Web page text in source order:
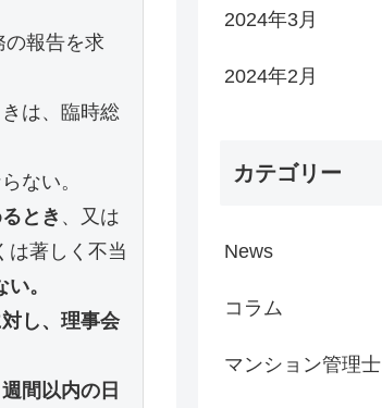
の報告を求
は、臨時総
ない。
とき 、又は
は著しく不当
。
し、理事会
間以内の日
2024年3月
2024年2月
カテゴリー
News
コラム
マンション管理士